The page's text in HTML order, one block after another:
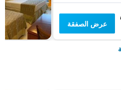
عرض الصفقة